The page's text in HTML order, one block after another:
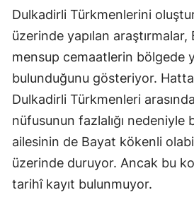
Dulkadirli Türkmenlerini
üzerinde yapılan
mensup cemaatlerin bölgede
bulunduğunu gösteriyor.
Dulkadirli Türkmenleri
nüfusunun fazlalığı
ailesinin de Bayat kökenli
üzerinde duruyor. Ancak bu
tarihî kayıt bulunmuyor.